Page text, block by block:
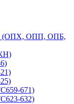
(ОПХ, ОПП, ОПБ,
671)
632)